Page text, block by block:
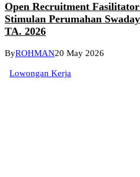
Open Recruitment
Stimulan Perumahan
TA. 2026
ByROHMAN20 May 2026
Lowongan Kerja